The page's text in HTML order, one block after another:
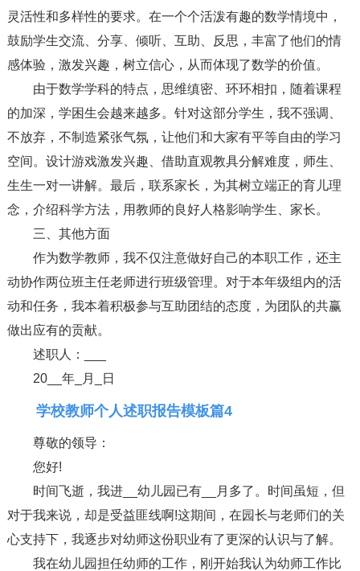
灵活性和多样性的要求。在一个个活泼有趣的数学情境中，
鼓励学生交流、分享、倾听、互助、反思，丰富了他们的情
感体验，激发兴趣，树立信心，从而体现了数学的价值。
由于数学学科的特点，思维缜密、环环相扣，随着课程
的加深，学困生会越来越多。针对这部分学生，我不强调、
不放弃，不制造紧张气氛，让他们和大家有平等自由的学习
空间。设计游戏激发兴趣、借助直观教具分解难度，师生、
生生一对一讲解。最后，联系家长，为其树立端正的育儿理
念，介绍科学方法，用教师的良好人格影响学生、家长。
三、其他方面
作为数学教师，我不仅注意做好自己的本职工作，还主
动协作两位班主任老师进行班级管理。对于本年级组内的活
动和任务，我本着积极参与互助团结的态度，为团队的共赢
做出应有的贡献。
述职人：___
20__年_月_日
学校教师个人述职报告模板篇4
尊敬的领导：
您好!
时间飞逝，我进__幼儿园已有__月多了。时间虽短，但
对于我来说，却是受益匪线啊!这期间，在园长与老师们的关
心支持下，我逐步对幼师这份职业有了更深的认识与了解。
我在幼儿园担任幼师的工作，刚开始我认为幼师工作比